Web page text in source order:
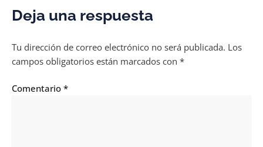
Deja una respuesta
Tu dirección de correo electrónico no será publicada. Los
campos obligatorios están marcados con *
Comentario *